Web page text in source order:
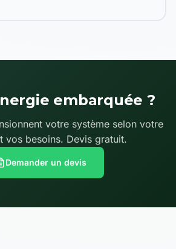
embarquée ?
votre système selon votre
vos besoins. Devis gratuit.
Demander un devis